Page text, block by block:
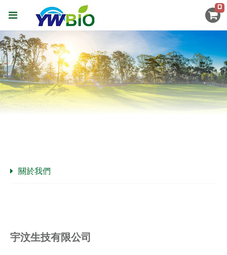
0
關於我們
宇汶生技有限公司